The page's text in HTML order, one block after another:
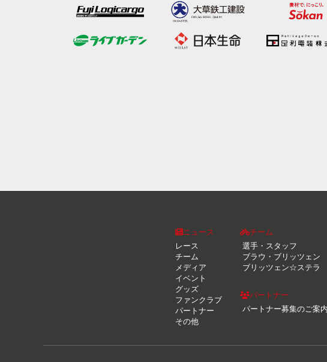
ニュース
レース
チーム
メディア
イベント
グッズ
ファンクラブ
パートナー
その他
チーム
選手・スタッフ
ブラウ・ブリッツェン
ブリッツェン☆ステラ
パートナー
パートナー募集のご案内